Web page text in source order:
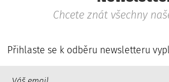
Chcete znát všechny
Přihlaste se k odběru newsletteru